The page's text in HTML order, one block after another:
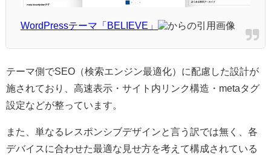
WordPressテーマ「BELIEVE」 からの引用画像
テーマ側でSEO（検索エンジン最適化）に配慮した設計が
施されており、高速表示・サイト内リンク構造・metaタグ
設定などが整っています。
また、単なるレスポンシブデザインと言う訳では無く、各
デバイスに合わせた最適な見せ方を考えて構成されている